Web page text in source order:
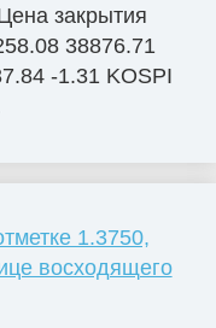
закрытия
38876.71
-1.31 KOSPI
1.3750,
восходящего